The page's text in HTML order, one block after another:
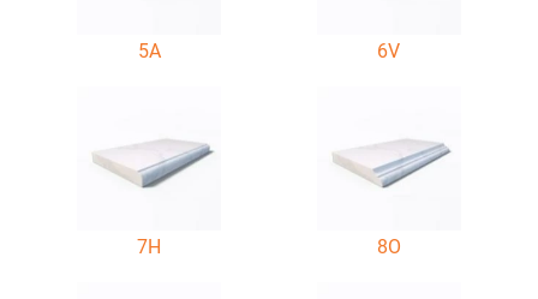
5A 6V
7H 8O